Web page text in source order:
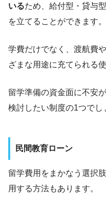
いるため、給付型・貸与
を立てることができます。
学費だけでなく、渡航費
ざまな用途に充てられる
留学準備の資金面に不安
検討したい制度の1つでし
民間教育ローン
留学費用をまかなう選択
用する方法もあります。